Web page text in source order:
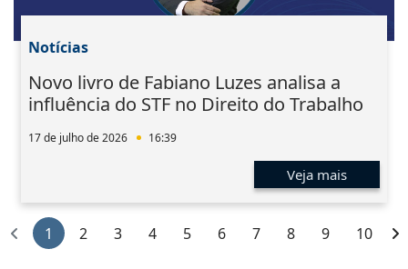
Notícias
Novo livro de Fabiano Luzes analisa a
influência do STF no Direito do Trabalho
17 de julho de 2026 16:39
Veja mais
1 2 3 4 5 6 7 8 9 10